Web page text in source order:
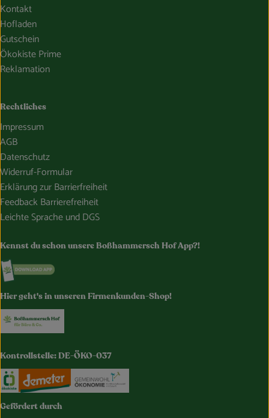
Kontakt
Hofladen
Gutschein
Ökokiste Prime
Reklamation
Rechtliches
Impressum
AGB
Datenschutz
Widerruf-Formular
Erklärung zur Barrierfreiheit
Feedback Barrierefreiheit
Leichte Sprache und DGS
Kennst du schon unsere Boßhammersch Hof App?!
Externer Link zu https://www.bosshammersch-
Hier geht's in unseren Firmenkunden-Shop!
Kontrollstelle: DE-ÖKO-037
Externer Link zu https://www.oekokiste.de/
Externer Link zu https://www.demeter.de/
Gefördert durch